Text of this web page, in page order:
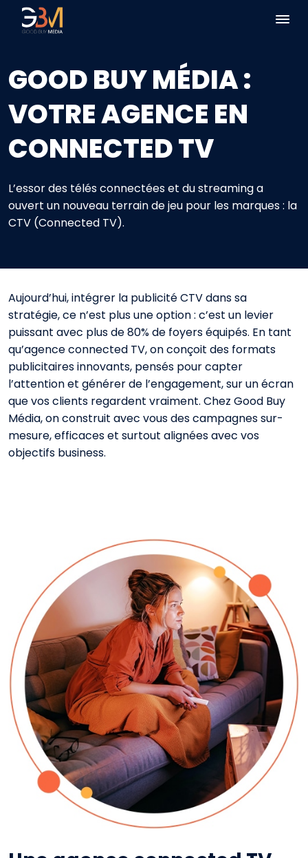
GOOD BUY MÉDIA :
VOTRE AGENCE EN
CONNECTED TV
L’essor des télés connectées et du streaming a
ouvert un nouveau terrain de jeu pour les marques : la
CTV (Connected TV).
Aujourd’hui, intégrer la publicité CTV dans sa
stratégie, ce n’est plus une option : c’est un levier
puissant avec plus de 80% de foyers équipés. En tant
qu’agence connected TV, on conçoit des formats
publicitaires innovants, pensés pour capter
l’attention et générer de l’engagement, sur un écran
que vos clients regardent vraiment. Chez Good Buy
Média, on construit avec vous des campagnes sur-
mesure, efficaces et surtout alignées avec vos
objectifs business.